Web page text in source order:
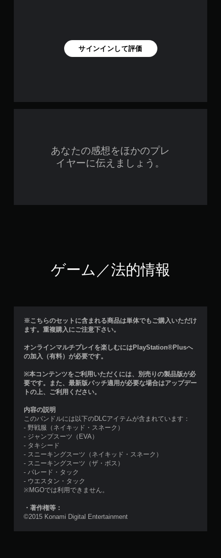
サインインして評価
あなたの感想をほかのプレ
イヤーに伝えましょう。
ゲーム／法的情報
※こちらのセットに含まれる商品は単体でもご購入いただけ
ます。重複購入にご注意下さい。
オンラインマルチプレイを楽しむにはPlayStation®Plusへ
の加入（有料）が必要です。
※本コンテンツをご利用いただくには、別売りの製品版が必
要です。また、最新版パッチ適用が必要な場合はアップデー
トの上、ご利用ください。
内容の説明
このバンドルには以下のDLCアイテムが含まれています：
- 野戦服（ネイキッド・スネーク）
- ジャンプスーツ（EVA）
- タキシード
- スニーキングスーツ（ネイキッド・スネーク）
- スニーキングスーツ（ザ・ボス）
- パレード・タック
- ウエスタン・タック
※MGOでは利用できません。
・著作権等：
©2015 Konami Digital Entertainment